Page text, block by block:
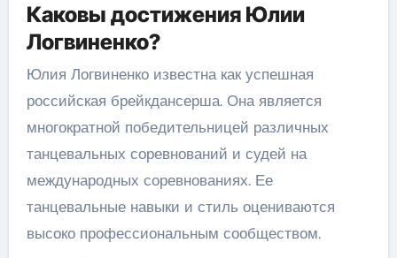
Каковы достижения Юлии
Логвиненко?
Юлия Логвиненко известна как успешная
российская брейкдансерша. Она является
многократной победительницей различных
танцевальных соревнований и судей на
международных соревнованиях. Ее
танцевальные навыки и стиль оцениваются
высоко профессиональным сообществом.